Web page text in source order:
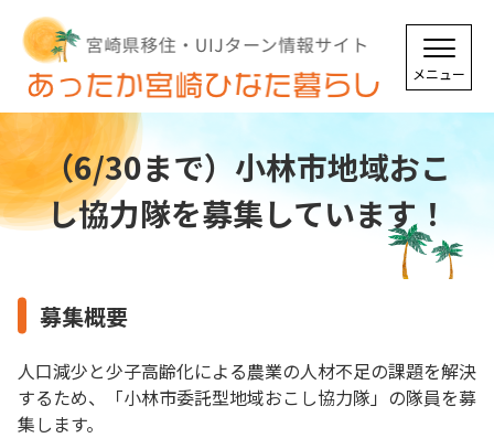
（6/30まで）小林市地域おこ
し協力隊を募集しています！
募集概要
人口減少と少子高齢化による農業の人材不足の課題を解決
するため、「小林市委託型地域おこし協力隊」の隊員を募
集します。